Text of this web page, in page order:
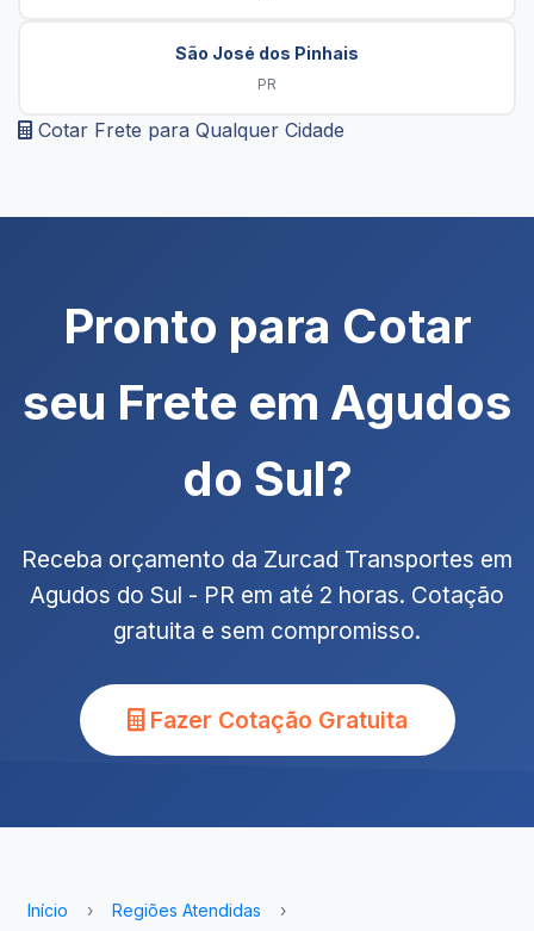
São José dos Pinhais
PR
Cotar Frete para Qualquer Cidade
Pronto para Cotar
seu Frete em Agudos
do Sul?
Receba orçamento da Zurcad Transportes em
Agudos do Sul - PR em até 2 horas. Cotação
gratuita e sem compromisso.
Fazer Cotação Gratuita
Início › Regiões Atendidas
›